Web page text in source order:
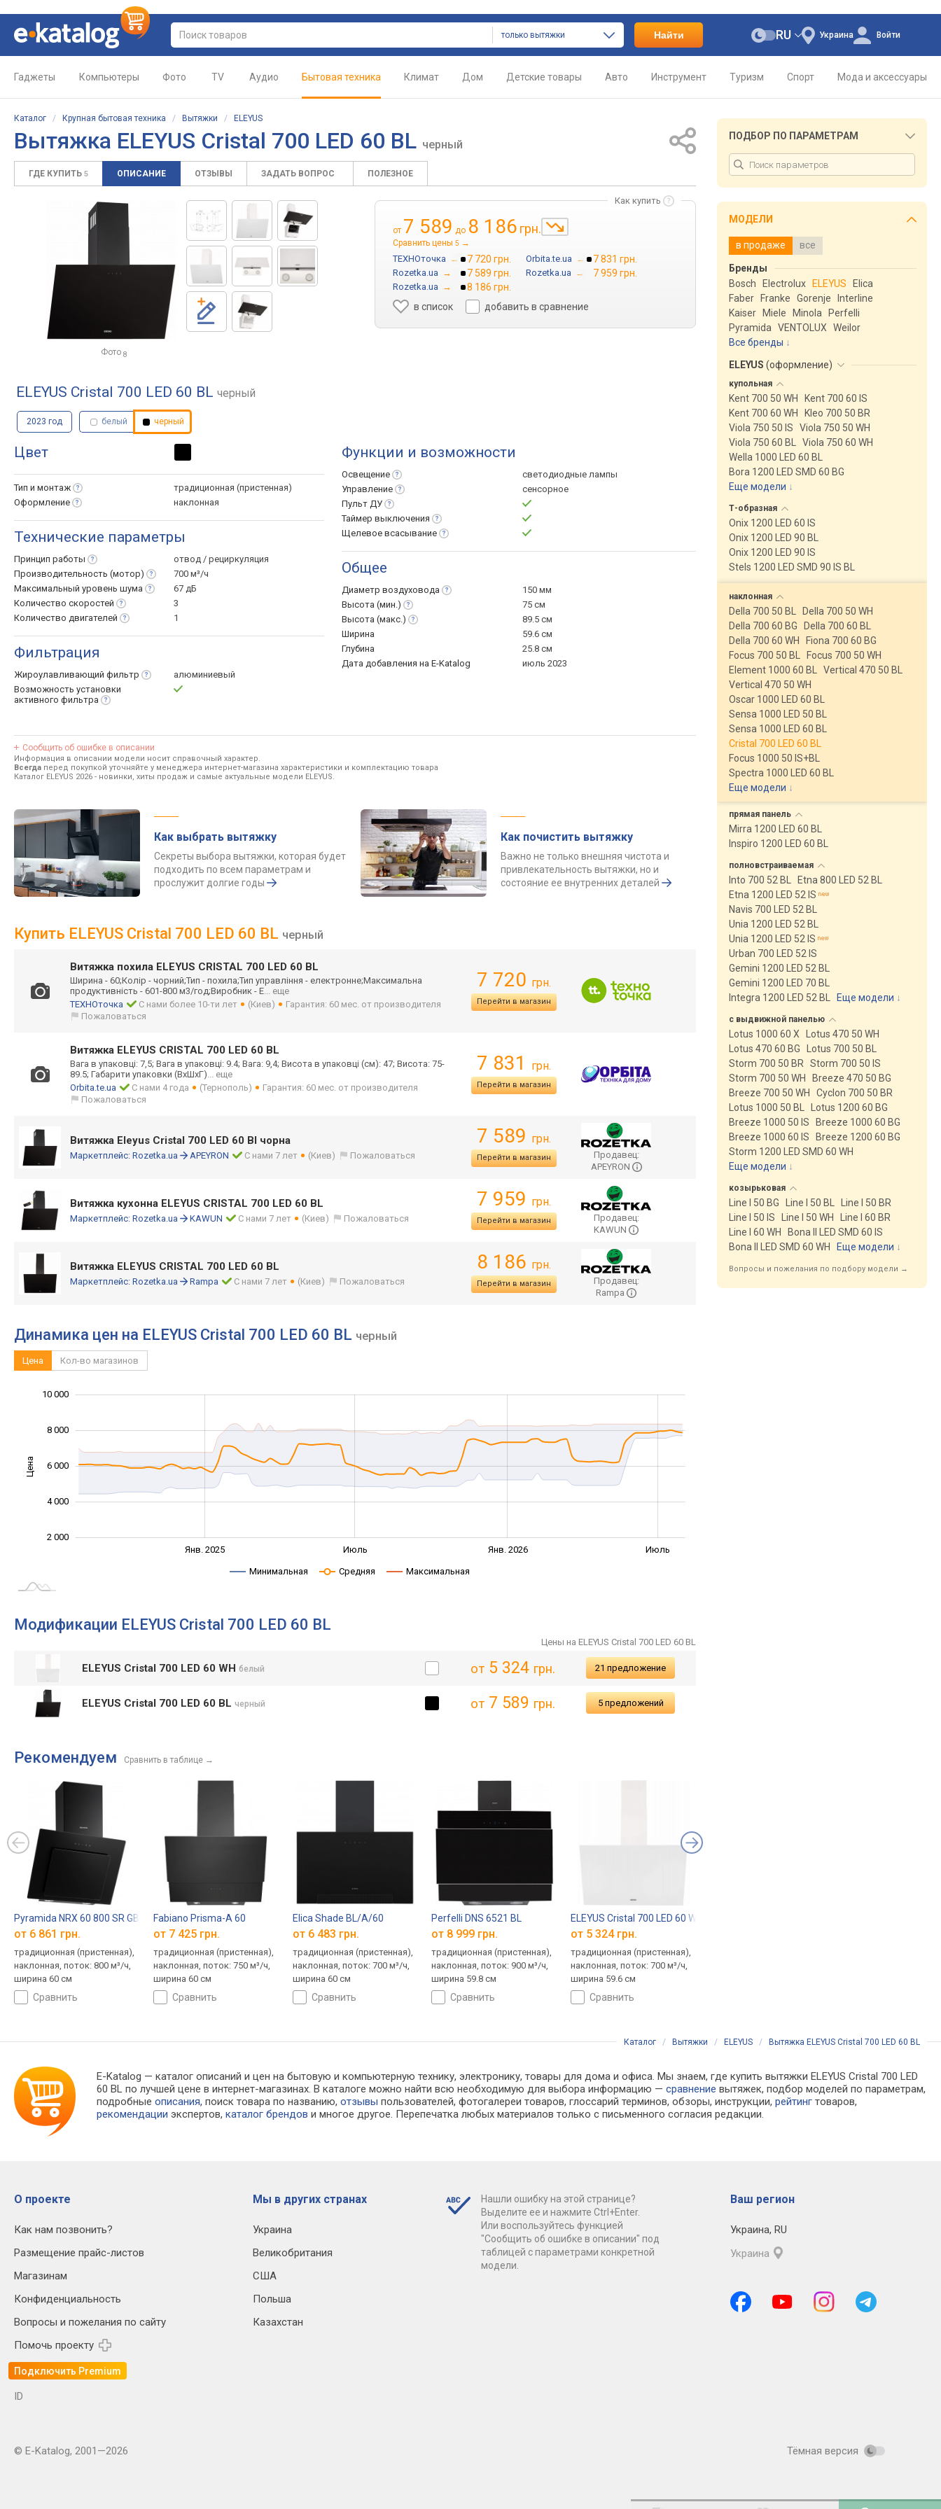
только вытяжки Найти Украина
RU Войти
Гаджеты Компьютеры Фото TV Аудио Бытовая техника Климат Дом Детские товары Авто Инструмент Туризм Спорт Мода и аксессуары
Каталог / Крупная бытовая техника / Вытяжки / ELEYUS
Вытяжка ELEYUS Cristal 700 LED 60 BL черный
ГДЕ КУПИТЬ 5 ОПИСАНИЕ ОТЗЫВЫ ЗАДАТЬ ВОПРОС ПОЛЕЗНОЕ
Фото 8
Как купить
от 7 589 до 8 186 грн.
Сравнить цены 5 →
ТЕХНОточка → 7 720 грн. Orbita.te.ua → 7 831 грн.
Rozetka.ua → 7 589 грн. Rozetka.ua → 7 959 грн.
Rozetka.ua →
8 186 грн.
в список
добавить в сравнение
ELEYUS Cristal 700 LED 60 BL черный
2023 год белый черный
Цвет
Тип и монтаж
традиционная (пристенная)
Оформление
наклонная
Технические параметры
Принцип работы
отвод / рециркуляция
Производительность (мотор)
700 м³/ч
Максимальный уровень шума
67 дБ
Количество скоростей
3
Количество двигателей 1
Фильтрация
Жироулавливающий фильтр
алюминиевый
Возможность установки
активного фильтра
Функции и возможности
Освещение
светодиодные лампы
Управление
сенсорное
Пульт ДУ
Таймер выключения
Щелевое всасывание
Общее
Диаметр воздуховода
150 мм
Высота (мин.)
75 см
Высота (макс.)
89.5 см
Ширина
59.6 см
Глубина
25.8 см
Дата добавления на E-Katalog
июль 2023
Сообщить об ошибке в описании
Информация в описании модели носит справочный характер.
Всегда перед покупкой уточняйте у менеджера интернет-магазина характеристики и комплектацию товара
Каталог ELEYUS 2026 - новинки, хиты продаж и самые актуальные модели ELEYUS.
Как выбрать вытяжку
Секреты выбора вытяжки, которая будет
подходить по всем параметрам и
прослужит долгие годы
Как почистить вытяжку
Важно не только внешняя чистота и
привлекательность вытяжки, но и
состояние ее внутренних деталей
Купить ELEYUS Cristal 700 LED 60 BL черный
Витяжка похила ELEYUS CRISTAL 700 LED 60 BL
Ширина - 60;Колір - чорний;Тип - похила;Тип управління - електронне;Максимальна
продуктивність - 601-800 м3/год;Виробник - E... еще
ТЕХНОточка
С нами более 10-ти лет (Киев)
Гарантия: 60 мес. от производителя
Пожаловаться
7 720 грн.
Перейти в магазин
Витяжка ELEYUS CRISTAL 700 LED 60 BL
Вага в упаковці: 7,5; Вага в упаковці: 9.4; Вага: 9,4; Висота в упаковці (см): 47; Висота: 75-
89.5; Габарити упаковки (ВхШхГ)... еще
Orbita.te.ua
С нами 4 года (Тернополь)
Гарантия: 60 мес. от производителя
Пожаловаться
7 831 грн.
Перейти в магазин
Витяжка Eleyus Cristal 700 LED 60 Bl чорна
Маркетплейс: Rozetka.ua APEYRON С нами 7 лет (Киев) Пожаловаться
7 589 грн.
Перейти в магазин
Продавец:
APEYRON
Витяжка кухонна ELEYUS CRISTAL 700 LED 60 BL
Маркетплейс: Rozetka.ua KAWUN С нами 7 лет (Киев) Пожаловаться
7 959 грн.
Перейти в магазин
Продавец:
KAWUN
Витяжка ELEYUS CRISTAL 700 LED 60 BL
Маркетплейс: Rozetka.ua Rampa С нами 7 лет (Киев) Пожаловаться
8 186 грн.
Перейти в магазин
Продавец:
Rampa
Динамика цен на ELEYUS Cristal 700 LED 60 BL черный
Цена Кол-во магазинов
Цена 10 000
2 000
4 000
6 000
8 000
10 000
Янв. 2025 Июль Янв. 2026 Июль
Минимальная Средняя Максимальная
Модификации ELEYUS Cristal 700 LED 60 BL
Цены на ELEYUS Cristal 700 LED 60 BL
ELEYUS Cristal 700 LED 60 WH белый от5 324 грн. 21 предложение
ELEYUS Cristal 700 LED 60 BL черный от7 589 грн. 5 предложений
Рекомендуем Сравнить в таблице →
Pyramida NRX 60 800 SR GBL
от 6 861 грн.
традиционная (пристенная),
наклонная, поток: 800 м³/ч,
ширина 60 см
сравнить
Fabiano Prisma-A 60
от 7 425 грн.
традиционная (пристенная),
наклонная, поток: 750 м³/ч,
ширина 60 см
сравнить
Elica Shade BL/A/60
от 6 483 грн.
традиционная (пристенная),
наклонная, поток: 700 м³/ч,
ширина 60 см
сравнить
Perfelli DNS 6521 BL
от 8 999 грн.
традиционная (пристенная),
наклонная, поток: 900 м³/ч,
ширина 59.8 см
сравнить
ELEYUS Cristal 700 LED 60 WH
от 5 324 грн.
традиционная (пристенная),
наклонная, поток: 700 м³/ч,
ширина 59.6 см
сравнить
ПОДБОР ПО ПАРАМЕТРАМ
МОДЕЛИ
в продаже все
Бренды
Bosch
Electrolux ELEYUS
Elica
Faber
Franke Gorenje
Interline
Kaiser
Miele Minola
Perfelli
Pyramida
VENTOLUX
Weilor
Все бренды
ELEYUS (оформление)
купольная
Kent 700 50 WH
Kent 700 60 IS
Kent 700 60 WH
Kleo 700 50 BR
Viola 750 50 IS
Viola 750 50 WH
Viola 750 60 BL
Viola 750 60 WH
Wella 1000 LED 60 BL
Bora 1200 LED SMD 60 BG
Еще модели ↓
Т-образная
Onix 1200 LED 60 IS
Onix 1200 LED 90 BL
Onix 1200 LED 90 IS
Stels 1200 LED SMD 90 IS BL
наклонная
Della 700 50 BL
Della 700 50 WH
Della 700 60 BG
Della 700 60 BL
Della 700 60 WH
Fiona 700 60 BG
Focus 700 50 BL
Focus 700 50 WH
Element 1000 60 BL
Vertical 470 50 BL
Vertical 470 50 WH
Oscar 1000 LED 60 BL
Sensa 1000 LED 50 BL
Sensa 1000 LED 60 BL
Cristal 700 LED 60 BL
Focus 1000 50 IS+BL
Spectra 1000 LED 60 BL
Еще модели ↓
прямая панель
Mirra 1200 LED 60 BL
Inspiro 1200 LED 60 BL
полновстраиваемая
Into 700 52 BL
Etna 800 LED 52 BL
Etna 1200 LED 52 IS
Navis 700 LED 52 BL
Unia 1200 LED 52 BL
Unia 1200 LED 52 IS
Urban 700 LED 52 IS
Gemini 1200 LED 52 BL
Gemini 1200 LED 70 BL
Integra 1200 LED 52 BL
Еще модели ↓
с выдвижной панелью
Lotus 1000 60 X
Lotus 470 50 WH
Lotus 470 60 BG
Lotus 700 50 BL
Storm 700 50 BR
Storm 700 50 IS
Storm 700 50 WH
Breeze 470 50 BG
Breeze 700 50 WH
Cyclon 700 50 BR
Lotus 1000 50 BL
Lotus 1200 60 BG
Breeze 1000 50 IS
Breeze 1000 60 BG
Breeze 1000 60 IS
Breeze 1200 60 BG
Storm 1200 LED SMD 60 WH
Еще модели ↓
козырьковая
Line I 50 BG Line I 50 BL
Line I 50 BR
Line I 50 IS
Line I 50 WH
Line I 60 BR
Line I 60 WH
Bona II LED SMD 60 IS
Bona II LED SMD 60 WH
Еще модели ↓
Вопросы и пожелания по подбору модели →
Каталог / Вытяжки / ELEYUS / Вытяжка ELEYUS Cristal 700 LED 60 BL
E-Katalog — каталог описаний и цен на бытовую и компьютерную технику, электронику, товары для дома и офиса. Мы знаем, где купить вытяжки ELEYUS Cristal 700 LED
60 BL по лучшей цене в интернет-магазинах. В каталоге можно найти всю необходимую для выбора информацию —сравнение вытяжек, подбор моделей по параметрам,
подробныеописания, поиск товара по названию,отзывы пользователей, фотогалереи товаров, глоссарий терминов, обзоры, инструкции,рейтинг товаров,
рекомендации экспертов,каталог брендов и многое другое. Перепечатка любых материалов только с письменного согласия редакции.
О проекте
Как нам позвонить?
Размещение прайс-листов
Магазинам
Конфиденциальность
Вопросы и пожелания по сайту
Помочь проекту
Подключить Premium
Мы в других странах
Украина
Великобритания
США
Польша
Казахстан
Нашли ошибку на этой странице?
Выделите ее и нажмите Ctrl+Enter.
Или воспользуйтесь функцией
"Сообщить об ошибке в описании" под
таблицей с параметрами конкретной
модели.
Ваш регион
Украина, RU
Украина
ID
© E-Katalog, 2001—2026 Тёмная версия